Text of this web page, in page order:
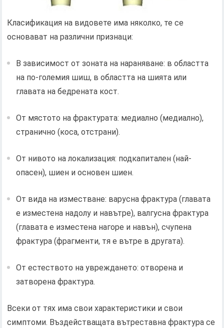
Класификация на видовете има няколко, те се
основават на различни признаци:
В зависимост от зоната на нараняване: в областта
на по-големия шиш, в областта на шията или
главата на бедрената кост.
От мястото на фрактурата: медиално (медиално),
странично (коса, отстрани).
От нивото на локализация: подкапитален (най-
опасен), шиен и основен шиен.
От вида на изместване: варусна фрактура (главата
е изместена надолу и навътре), валгусна фрактура
(главата е изместена нагоре и навън), счупена
фрактура (фрагменти, тя е вътре в другата).
От естеството на увреждането: отворена и
затворена фрактура.
Всеки от тях има свои характеристики и свои
симптоми. Въздействащата вътреставна фрактура се